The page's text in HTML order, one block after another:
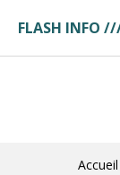
contenu
FLASH INFO
Accueil